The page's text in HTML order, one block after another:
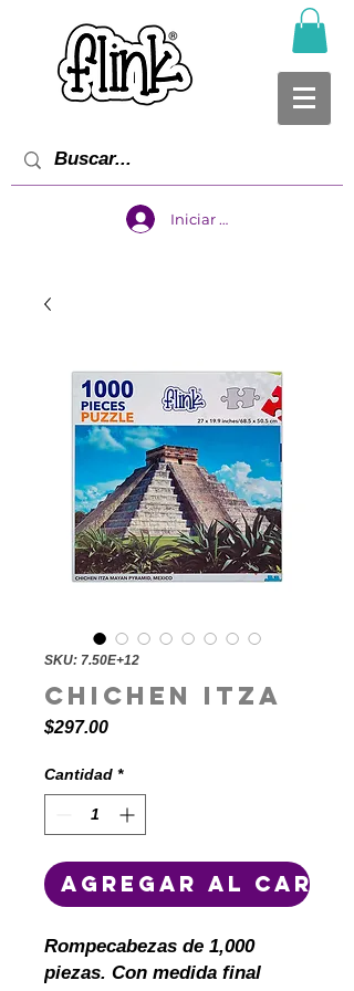
Iniciar sesión
SKU: 7.50E+12
Chichen Itza
$297.00Precio
Cantidad *
Agregar al
Rompecabezas de 1,000
piezas. Con medida final